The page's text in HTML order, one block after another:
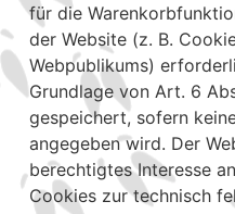
für die
der Website (z. B.
Webpublikums)
Grundlage von Art. 6
gespeichert, sofern
angegeben wird. Der
berechtigtes Interesse
Cookies zur technisch